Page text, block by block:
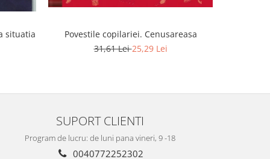
situatia
Povestile copilariei. Cenusareasa
31,61 Lei25,29 Lei
SUPORT CLIENTI
Program de lucru: de luni pana vineri, 9 -18
0040772252302